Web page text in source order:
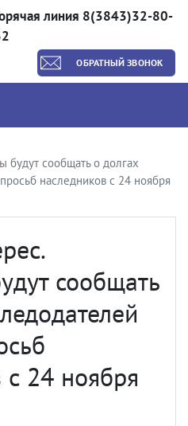
линия 8(3843)32-80-
ОБРАТНЫЙ ЗВОНОК
будут сообщать о долгах
наследников с 24 ноября
сообщать
с 24 ноября